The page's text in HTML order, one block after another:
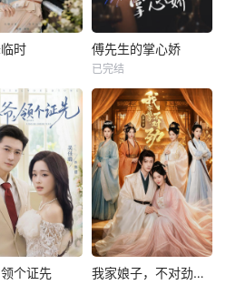
时 傅先生的掌心娇
已完结
个证先 我家娘子，不对劲第四季